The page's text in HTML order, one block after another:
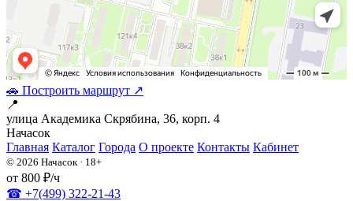
🚗 Построить маршрут ↗
📍
улица Академика Скрябина, 36, корп. 4
Начасок
Главная Каталог Города О проекте Контакты Кабинет
© 2026 Начасок · 18+
от 800 ₽/ч
☎ +7(499) 322-21-43